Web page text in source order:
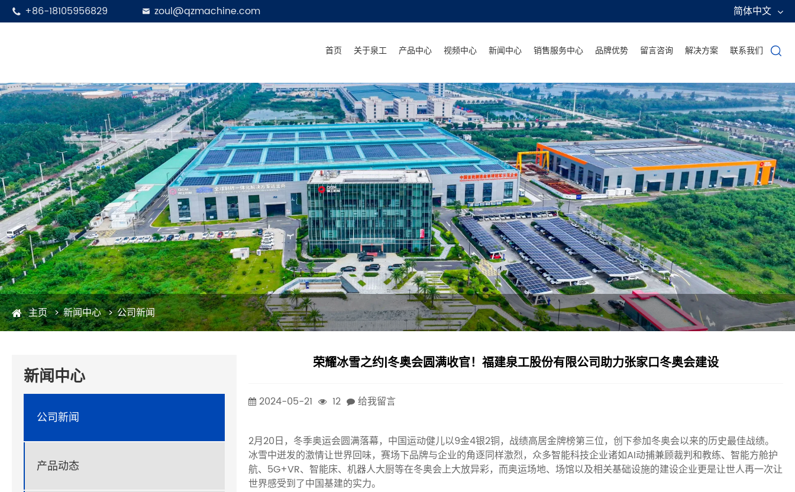
 +86-18105956829  zoul@qzmachine.com 简体中文
首页 关于泉工 产品中心 视频中心 新闻中心 销售服务中心 品牌优势 留言咨询 解决方案 联系我们 
主页 新闻中心 公司新闻
新闻中心
公司新闻
产品动态
荣耀冰雪之约|冬奥会圆满收官！福建泉工股份有限公司助力张家口冬奥会建设
2024-05-21 12 给我留言
2月20日，冬季奥运会圆满落幕，中国运动健儿以9金4银2铜，战绩高居金牌榜第三位，创下参加冬奥会以来的历史最佳战绩。
冰雪中迸发的激情让世界回味，赛场下品牌与企业的角逐同样激烈，众多智能科技企业诸如AI动捕兼顾裁判和教练、智能方舱护
航、5G+VR、智能床、机器人大厨等在冬奥会上大放异彩，而奥运场地、场馆以及相关基础设施的建设企业更是让世人再一次让
世界感受到了中国基建的实力。